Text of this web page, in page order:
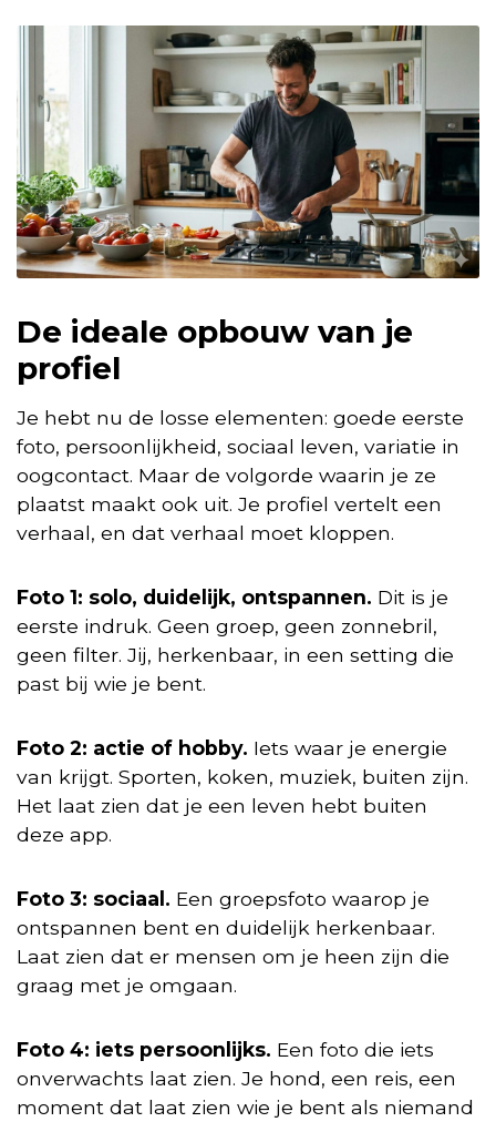
De ideale opbouw van je
profiel
Je hebt nu de losse elementen: goede eerste
foto, persoonlijkheid, sociaal leven, variatie in
oogcontact. Maar de volgorde waarin je ze
plaatst maakt ook uit. Je profiel vertelt een
verhaal, en dat verhaal moet kloppen.
Foto 1: solo, duidelijk, ontspannen. Dit is je
eerste indruk. Geen groep, geen zonnebril,
geen filter. Jij, herkenbaar, in een setting die
past bij wie je bent.
Foto 2: actie of hobby. Iets waar je energie
van krijgt. Sporten, koken, muziek, buiten zijn.
Het laat zien dat je een leven hebt buiten
deze app.
Foto 3: sociaal. Een groepsfoto waarop je
ontspannen bent en duidelijk herkenbaar.
Laat zien dat er mensen om je heen zijn die
graag met je omgaan.
Foto 4: iets persoonlijks. Een foto die iets
onverwachts laat zien. Je hond, een reis, een
moment dat laat zien wie je bent als niemand